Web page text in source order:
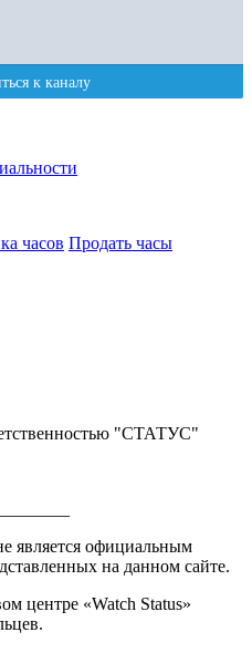
часов Продать часы
"СТАТУС"
является официальным
на данном сайте.
центре «Watch Status»